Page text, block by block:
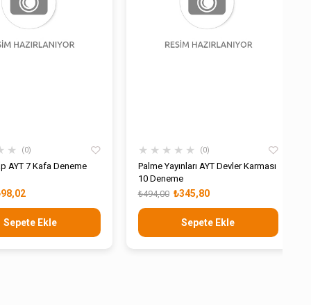
★ 0
AYT 7 Kafa Deneme
Sepete Ekle
★ ★ ★ ★ ★ 0
Palme Yayınları AYT Devler Karması
10 Deneme
₺345,80
₺494,00
Sepete Ekle